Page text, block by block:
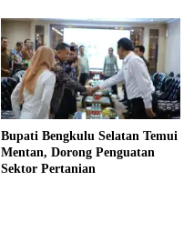
Bupati Bengkulu Selatan Temui
Mentan, Dorong Penguatan
Sektor Pertanian